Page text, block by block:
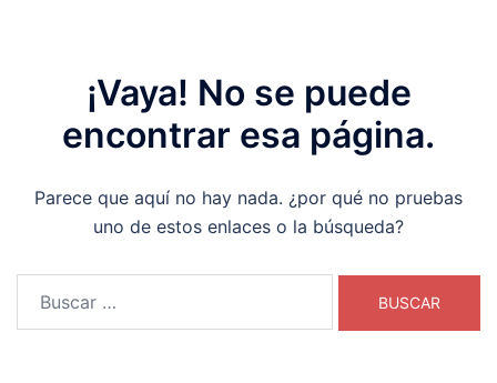
¡Vaya! No se puede
encontrar esa página.
Parece que aquí no hay nada. ¿por qué no pruebas
uno de estos enlaces o la búsqueda?